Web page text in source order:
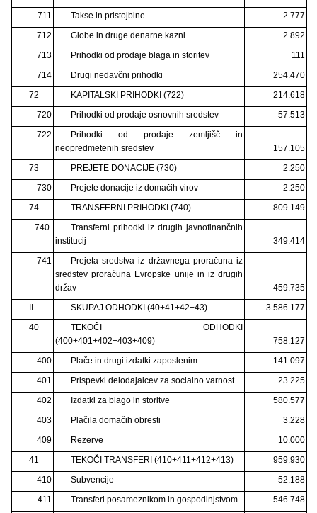
711
Takse in pristojbine
2.777
712
Globe in druge denarne kazni
2.892
713
Prihodki od prodaje blaga in storitev
111
714
Drugi nedavčni prihodki
254.470
72
KAPITALSKI PRIHODKI (722)
214.618
720
Prihodki od prodaje osnovnih sredstev
57.513
722
Prihodki od prodaje zemljišč in
neopredmetenih sredstev
157.105
73
PREJETE DONACIJE (730)
2.250
730
Prejete donacije iz domačih virov
2.250
74
TRANSFERNI PRIHODKI (740)
809.149
740
Transferni prihodki iz drugih javnofinančnih
institucij
349.414
741
Prejeta sredstva iz državnega proračuna iz
sredstev proračuna Evropske unije in iz drugih
držav
459.735
II.
SKUPAJ ODHODKI (40+41+42+43)
3.586.177
40
TEKOČI ODHODKI
(400+401+402+403+409)
758.127
400
Plače in drugi izdatki zaposlenim
141.097
401
Prispevki delodajalcev za socialno varnost
23.225
402
Izdatki za blago in storitve
580.577
403
Plačila domačih obresti
3.228
409
Rezerve
10.000
41
TEKOČI TRANSFERI (410+411+412+413)
959.930
410
Subvencije
52.188
411
Transferi posameznikom in gospodinjstvom
546.748